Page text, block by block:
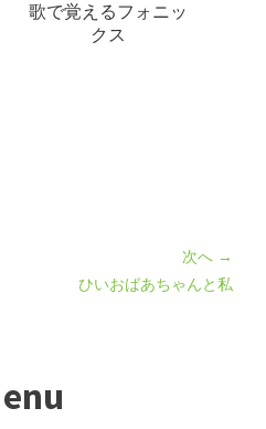
歌で覚えるフォニッ
クス
次へ →
ひいおばあちゃんと私